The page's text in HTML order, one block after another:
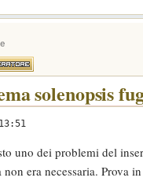
solenopsis
uno dei problemi del
non era necessaria. Prova